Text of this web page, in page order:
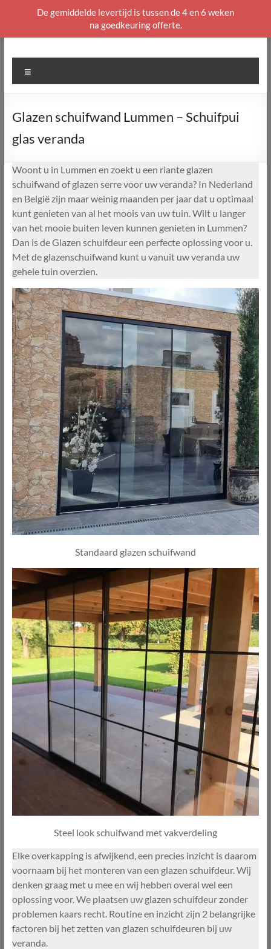
naar
Glazen schuifwand Lummen – Schuifpui
glas veranda
Woont u in Lummen en zoekt u een riante glazen
schuifwand of glazen serre voor uw veranda? In Nederland
en België zijn maar weinig maanden per jaar dat u optimaal
kunt genieten van al het moois van uw tuin. Wilt u langer
van het mooie buiten leven kunnen genieten in Lummen?
Dan is de Glazen schuifdeur een perfecte oplossing voor u.
Met de glazenschuifwand kunt u vanuit uw veranda uw
gehele tuin overzien.
Standaard glazen schuifwand
Steel look schuifwand met vakverdeling
Elke overkapping is afwijkend, een precies inzicht is daarom
voornaam bij het monteren van een glazen schuifdeur. Wij
denken graag met u mee en wij hebben overal wel een
oplossing voor. We plaatsen uw glazen schuifdeur zonder
problemen kaars recht. Routine en inzicht zijn 2 belangrijke
factoren bij het zetten van glazen schuifdeuren bij uw
veranda.
De gemiddelde levertijd is tussen de 4 en 6 weken
na goedkeuring offerte.